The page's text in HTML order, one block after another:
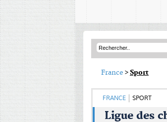
France >Sport
FRANCE SPORT
Ligue des